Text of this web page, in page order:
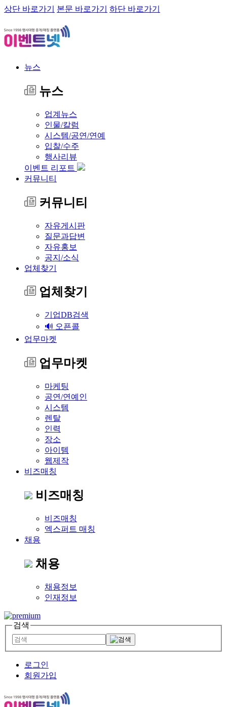
상단 바로가기 본문 바로가기 하단 바로가기
뉴스
뉴스
업계뉴스
인물/칼럼
시스템/공연/연예
입찰/수주
행사리뷰
이벤트 리포트
커뮤니티
커뮤니티
자유게시판
질문과답변
자유홍보
공지/소식
업체찾기
업체찾기
기업DB검색
🔊 오픈콜
업무마켓
업무마켓
마케팅
공연/연예인
시스템
렌탈
인력
장소
아이템
웹제작
비즈매칭
비즈매칭
비즈매칭
엑스퍼트 매칭
채용
채용
채용정보
인재정보
검색
로그인
회원가입